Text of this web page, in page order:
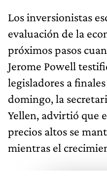
Los inversionistas
evaluación de la
próximos pasos
Jerome Powell
legisladores a
domingo, la
Yellen, advirtió que
precios altos se
mientras el